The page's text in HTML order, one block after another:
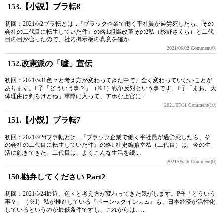
153.【小説】ブラ転8
初回：2021/6/2ブラ転とは...『ブラック企業で働く平社員が過労死したら、その
会社の二代目に転生していた件』の略1.組織改革その2私（杉野さくら）と二代
目の目が合ったので、社内掲示板の真意を確か...
2021/06/02 Comment(0)
152.改憲派の「嘘」宣伝
初回：2021/5/31色々と考え方が変わってきた中で、全く変わっていないことが
あります。P子「どういう事？」（※1）戦争反対という事です。P子「まあ、大
体理由は判るけどね」軍隊に入って、アホな上官に...
2021/05/31 Comment(10)
151.【小説】ブラ転7
初回：2021/5/26ブラ転とは...『ブラック企業で働く平社員が過労死したら、そ
の会社の二代目に転生していた件』の略1.社史編纂室私（二代目）は、今の生
活に飽きてきた。二代目は、よくこんな生活を続...
2021/05/26 Comment(0)
150.勘弁してください Part2
初回：2021/5/24最近、色々と考え方が変わってきた気がします。P子「どういう
事？」（※1）私が推進している『ベーシックインカム』も、日本経済が活性化
しているというのが最低条件ですし、これからは、...